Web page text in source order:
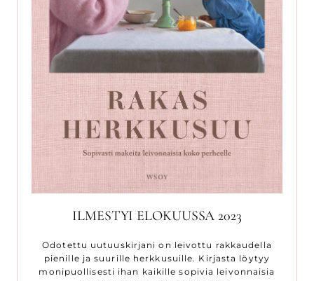
ILMESTYI ELOKUUSSA 2023
Odotettu uutuuskirjani on leivottu rakkaudella
pienille ja suurille herkkusuille. Kirjasta löytyy
monipuollisesti ihan kaikille sopivia leivonnaisia